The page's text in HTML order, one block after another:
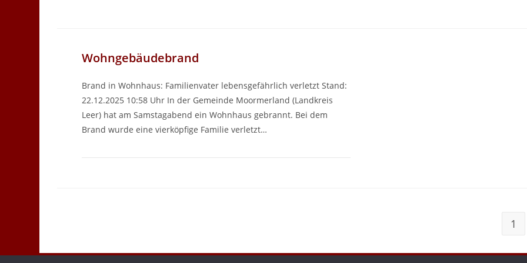
Wohngebäudebrand
Brand in Wohnhaus: Familienvater lebensgefährlich verletzt Stand:
22.12.2025 10:58 Uhr In der Gemeinde Moormerland (Landkreis
Leer) hat am Samstagabend ein Wohnhaus gebrannt. Bei dem
Brand wurde eine vierköpfige Familie verletzt…
1